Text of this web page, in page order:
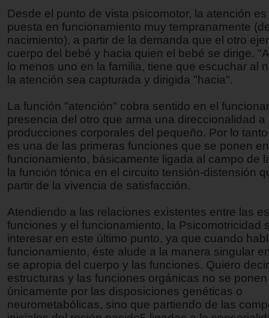
Desde el punto de vista psicomotor, la atención
puesta en funcionamiento muy tempranamente
nacimiento), a partir de la demanda que el otro
cuerpo del bebé y hacia quien el bebé se dirige.
lo menos uno en la familia, tiene que escuchar al
la atención sea capturada y dirigida "hacia".
La función "atención" cobra sentido en el
presencia del otro que arma una direccionalidad a
producciones corporales del pequeño. Por lo
es una de las primeras funciones que se ponen en
funcionamiento, básicamente ligada al campo de
la función tónica en el circuito tensión-distensión
partir de la vivencia de satisfacción.
Atendiendo a las relaciones existentes entre las
funciones y el funcionamiento, la Psicomotricidad
interesar en este último punto, ya que cuando
funcionamiento, éste alude a la manera singular
se apropia del cuerpo y las funciones. Quiero
estructuras y las funciones orgánicas no se
únicamente por las disposiciones genéticas o
neurometabólicas, sino que partiendo de las